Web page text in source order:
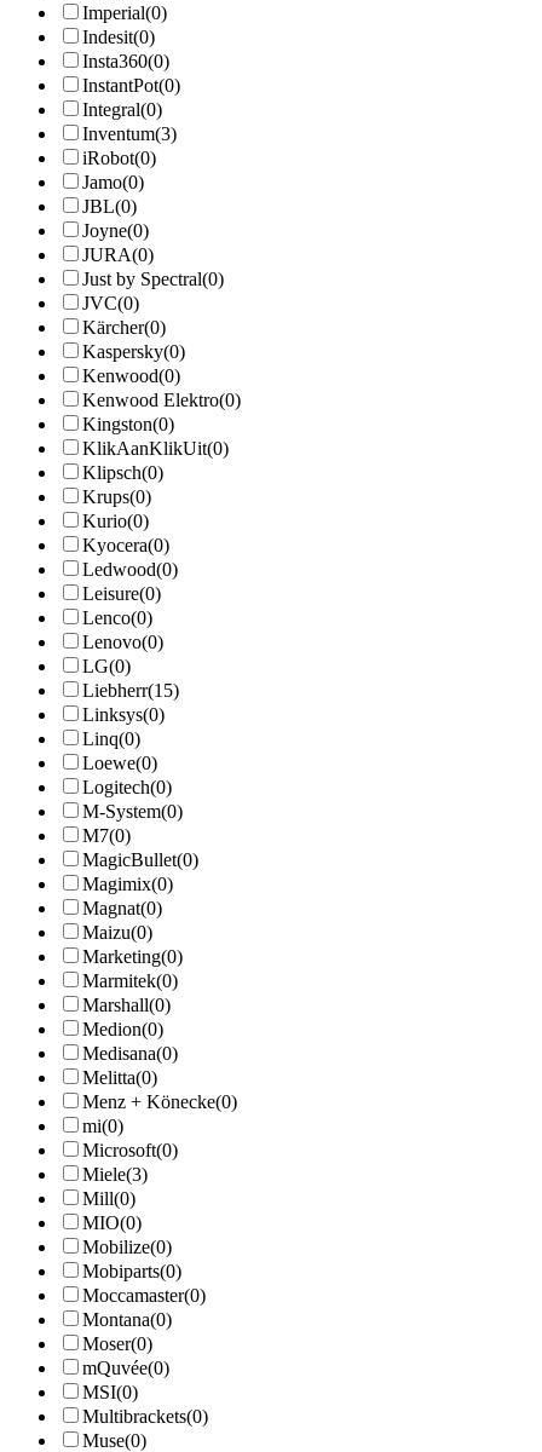
Imperial(0)
Indesit(0)
Insta360(0)
InstantPot(0)
Integral(0)
Inventum(3)
iRobot(0)
Jamo(0)
JBL(0)
Joyne(0)
JURA(0)
Just by Spectral(0)
JVC(0)
Kärcher(0)
Kaspersky(0)
Kenwood(0)
Kenwood Elektro(0)
Kingston(0)
KlikAanKlikUit(0)
Klipsch(0)
Krups(0)
Kurio(0)
Kyocera(0)
Ledwood(0)
Leisure(0)
Lenco(0)
Lenovo(0)
LG(0)
Liebherr(15)
Linksys(0)
Linq(0)
Loewe(0)
Logitech(0)
M-System(0)
M7(0)
MagicBullet(0)
Magimix(0)
Magnat(0)
Maizu(0)
Marketing(0)
Marmitek(0)
Marshall(0)
Medion(0)
Medisana(0)
Melitta(0)
Menz + Könecke(0)
mi(0)
Microsoft(0)
Miele(3)
Mill(0)
MIO(0)
Mobilize(0)
Mobiparts(0)
Moccamaster(0)
Montana(0)
Moser(0)
mQuvée(0)
MSI(0)
Multibrackets(0)
Muse(0)